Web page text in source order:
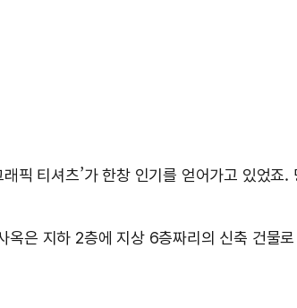
픽 티셔츠’가 한창 인기를 얻어가고 있었
은 지하 2층에 지상 6층짜리의 신축 건물